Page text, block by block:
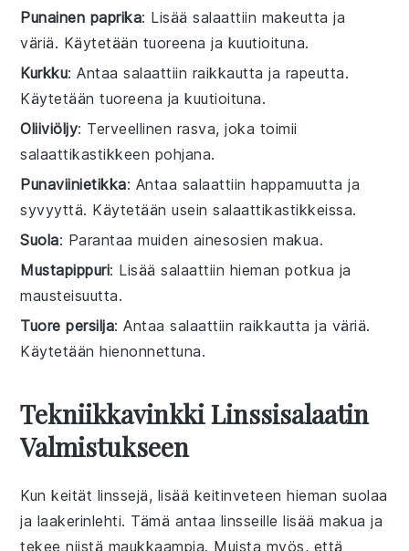
Punainen paprika: Lisää salaattiin makeutta ja
väriä. Käytetään tuoreena ja kuutioituna.
Kurkku: Antaa salaattiin raikkautta ja rapeutta.
Käytetään tuoreena ja kuutioituna.
Oliiviöljy: Terveellinen rasva, joka toimii
salaattikastikkeen pohjana.
Punaviinietikka: Antaa salaattiin happamuutta ja
syvyyttä. Käytetään usein salaattikastikkeissa.
Suola: Parantaa muiden ainesosien makua.
Mustapippuri: Lisää salaattiin hieman potkua ja
mausteisuutta.
Tuore persilja: Antaa salaattiin raikkautta ja väriä.
Käytetään hienonnettuna.
Tekniikkavinkki Linssisalaatin
Valmistukseen
Kun keität linssejä, lisää keitinveteen hieman suolaa
ja laakerinlehti. Tämä antaa linsseille lisää makua ja
tekee niistä maukkaampia. Muista myös, että